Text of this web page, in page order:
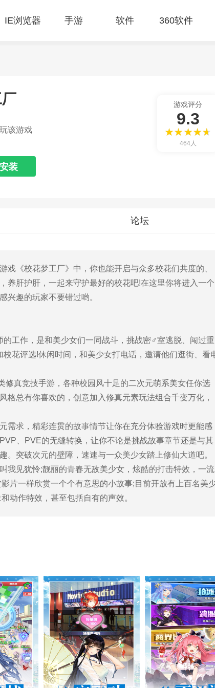
IE浏览器 手游 软件 360软件
该游戏
装
游戏评分
9.3
464人
论坛
《校花梦工厂》中，你也能开启与众多校花们共度的、
肝护肝，一起来守护最好的校花吧!在这里你将进入一个
兴趣的玩家不要错过哟。
工作，是和美少女们一同战斗，挑战密♂室逃脱、闯过重
花评选!休闲时间，和美少女打电话，邀请他们逛街、看
真竞技手游，各种校园风十足的二次元萌系美女任你选
格总有你喜欢的，创意加入修真元素玩法组合千变万化，
求，精彩连贯的故事情节让你在充分体验游戏时更能感
、PVE的无缝转换，让你不论是挑战故事章节还是与其
。突破次元的壁障，速速与一众美少女踏上修仙大道吧。
见犹怜;靓丽的青春无敌美少女，炫酷的打击特效，一流
片一样欣赏一个个有意思的小故事;目前开放有上百名美
动作特效，甚至包括自有的声效。